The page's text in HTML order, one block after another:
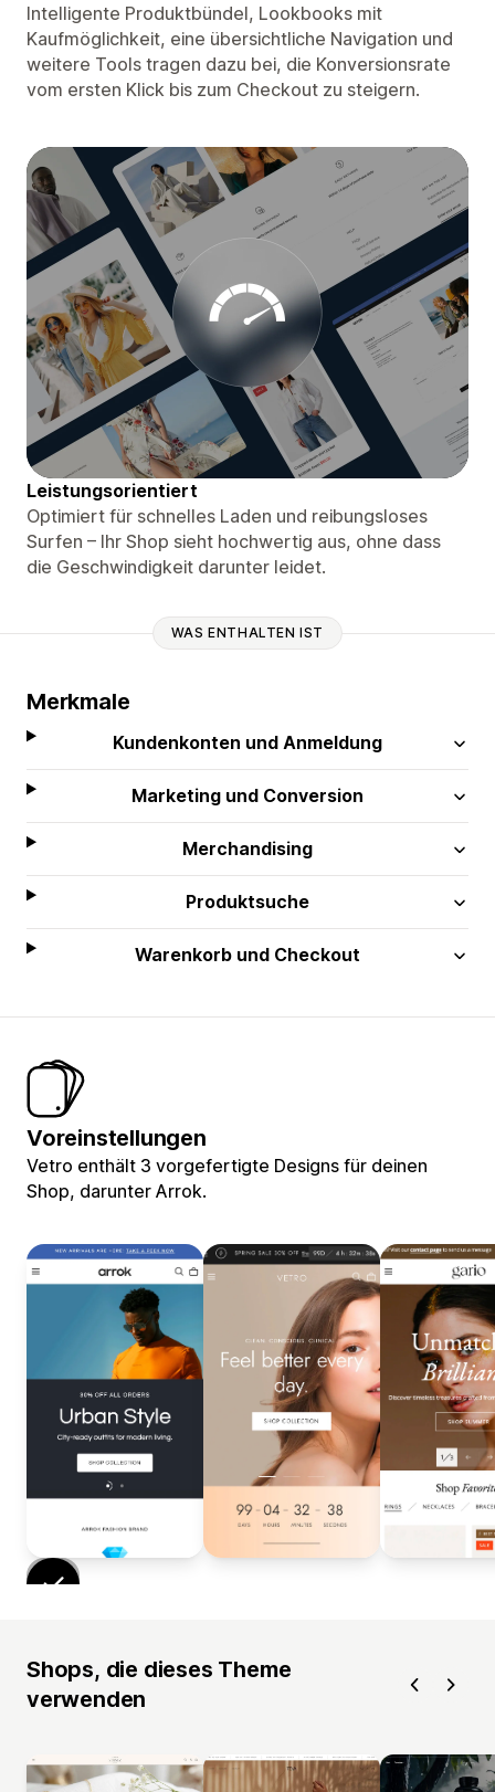
Intelligente Produktbündel, Lookbooks mit
Kaufmöglichkeit, eine übersichtliche Navigation und
weitere Tools tragen dazu bei, die Konversionsrate
vom ersten Klick bis zum Checkout zu steigern.
Leistungsorientiert
Optimiert für schnelles Laden und reibungsloses
Surfen – Ihr Shop sieht hochwertig aus, ohne dass
die Geschwindigkeit darunter leidet.
WAS ENTHALTEN IST
Merkmale
Kundenkonten und Anmeldung
Marketing und Conversion
Merchandising
Produktsuche
Warenkorb und Checkout
Voreinstellungen
Vetro enthält 3 vorgefertigte Designs für deinen
Shop, darunter Arrok.
Shops, die dieses Theme
verwenden